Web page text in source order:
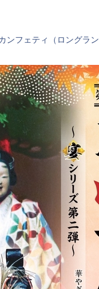
ンフェティ（ロングラ